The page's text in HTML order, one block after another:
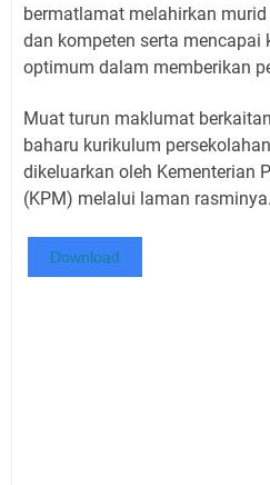
bermatlamat melahirkan
dan kompeten serta mencapai
optimum dalam memberikan
Muat turun maklumat
baharu kurikulum
dikeluarkan oleh Kementerian
(KPM) melalui laman rasminya.
Download